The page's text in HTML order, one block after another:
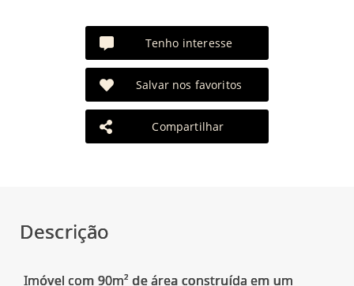
Tenho interesse
Salvar nos favoritos
Compartilhar
Descrição
Imóvel com 90m² de área construída em um